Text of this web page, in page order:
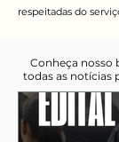
respeitadas do
Conheça nosso
todas as notícias